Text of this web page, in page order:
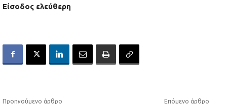
Είσοδος ελεύθερη
Προηγούμενο άρθρο Επόμενο άρθρο